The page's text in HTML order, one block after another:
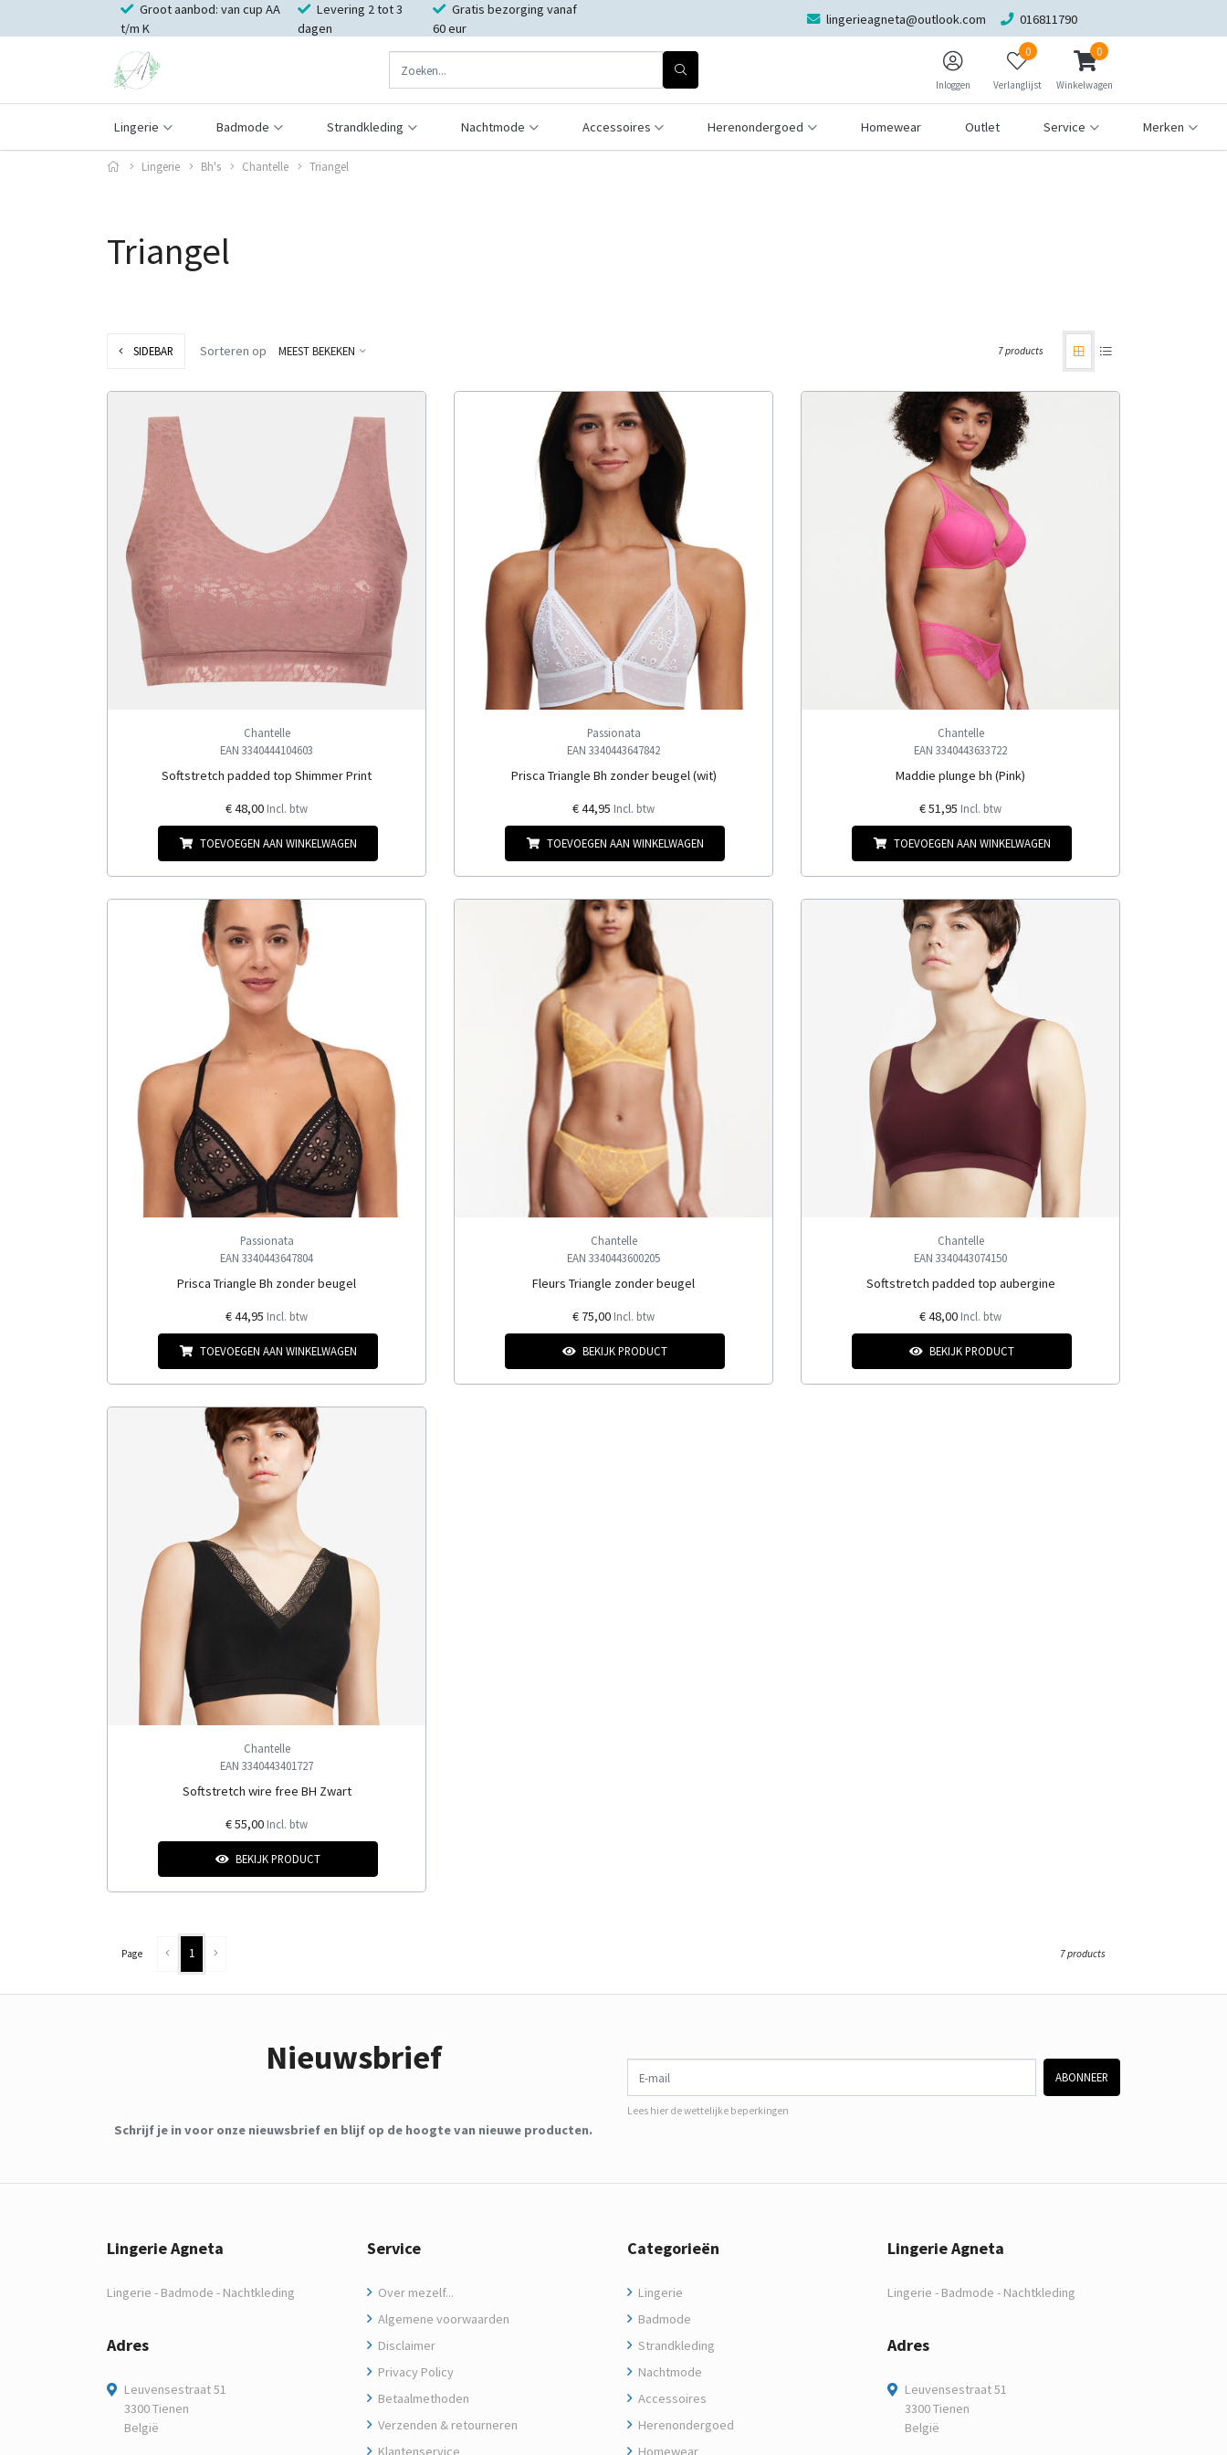
Groot aanbod: van cup AA
t/m K
Levering 2 tot 3
dagen
Gratis bezorging vanaf
60 eur
lingerieagneta@outlook.com 016811790
Inloggen
0
Verlanglijst
0
Winkelwagen
Lingerie Badmode Strandkleding Nachtmode Accessoires Herenondergoed Homewear Outlet Service Merken
Lingerie Bh's Chantelle Triangel
Triangel
SIDEBAR Sorteren op MEEST BEKEKEN 7 products
Chantelle
EAN 3340444104603
Softstretch padded top Shimmer Print
€ 48,00 Incl. btw
TOEVOEGEN AAN WINKELWAGEN
Passionata
EAN 3340443647842
Prisca Triangle Bh zonder beugel (wit)
€ 44,95 Incl. btw
TOEVOEGEN AAN WINKELWAGEN
Chantelle
EAN 3340443633722
Maddie plunge bh (Pink)
€ 51,95 Incl. btw
TOEVOEGEN AAN WINKELWAGEN
Passionata
EAN 3340443647804
Prisca Triangle Bh zonder beugel
€ 44,95 Incl. btw
TOEVOEGEN AAN WINKELWAGEN
Chantelle
EAN 3340443600205
Fleurs Triangle zonder beugel
€ 75,00 Incl. btw
BEKIJK PRODUCT
Chantelle
EAN 3340443074150
Softstretch padded top aubergine
€ 48,00 Incl. btw
BEKIJK PRODUCT
Chantelle
EAN 3340443401727
Softstretch wire free BH Zwart
€ 55,00 Incl. btw
BEKIJK PRODUCT
Page 1 7 products
Nieuwsbrief
Schrijf je in voor onze nieuwsbrief en blijf op de hoogte van nieuwe producten.
E-mail
ABONNEER
Lees hier de wettelijke beperkingen
Lingerie Agneta
Lingerie - Badmode - Nachtkleding
Adres
Leuvensestraat 51
3300 Tienen
België
Service
Over mezelf...
Algemene voorwaarden
Disclaimer
Privacy Policy
Betaalmethoden
Verzenden & retourneren
Klantenservice
Categorieën
Lingerie
Badmode
Strandkleding
Nachtmode
Accessoires
Herenondergoed
Homewear
Lingerie Agneta
Lingerie - Badmode - Nachtkleding
Adres
Leuvensestraat 51
3300 Tienen
België